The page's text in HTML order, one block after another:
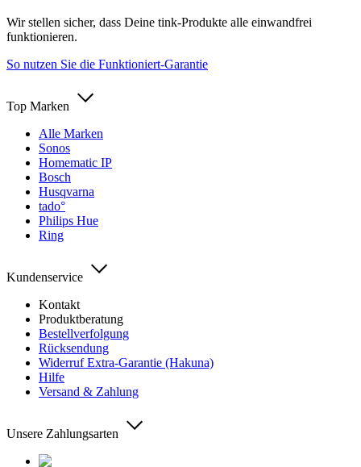
Wir stellen sicher, dass Deine tink-Produkte alle einwandfrei
funktionieren.
So nutzen Sie die Funktioniert-Garantie
Top Marken
Alle Marken
Sonos
Homematic IP
Bosch
Husqvarna
tado°
Philips Hue
Ring
Kundenservice
Kontakt
Produktberatung
Bestellverfolgung
Rücksendung
Widerruf Extra-Garantie (Hakuna)
Hilfe
Versand & Zahlung
Unsere Zahlungsarten